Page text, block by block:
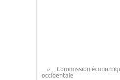
» Commission
occidentale